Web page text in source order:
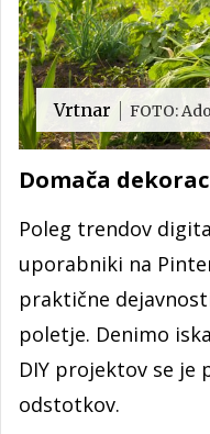
Vrtnar FOTO:
Domača
Poleg trendov
uporabniki na
praktične
poletje. Denimo
DIY projektov se je
odstotkov.